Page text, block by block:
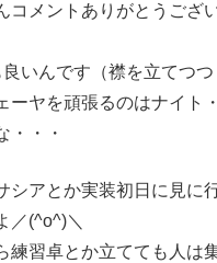
コメントありがとうござ
いんです（襟を立てつつ
ーヤを頑張るのはナイト
・・・
シアとか実装初日に見に
／(^o^)＼
練習卓とか立てても人は